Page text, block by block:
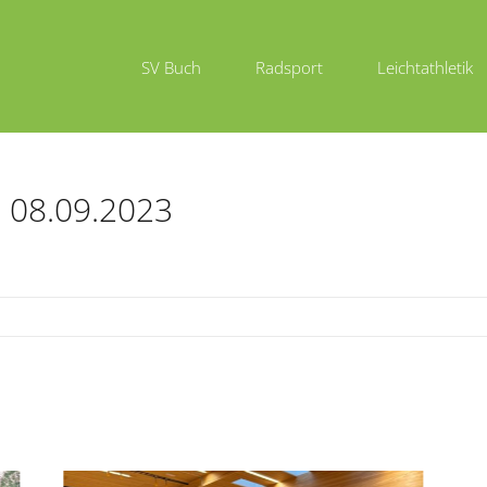
SV Buch Radsport Leichtathletik